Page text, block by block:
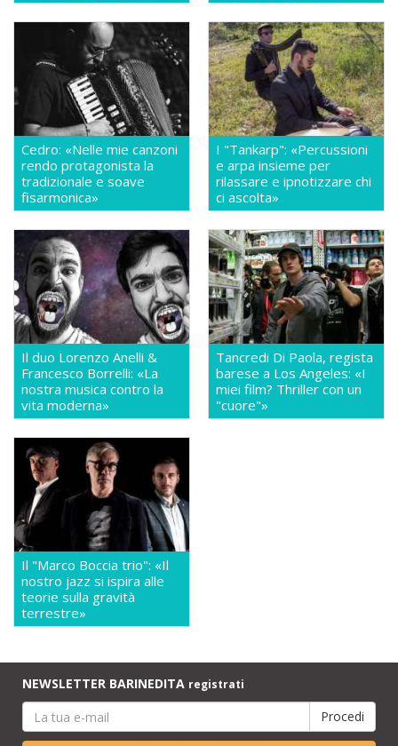
Cedro: «Nelle mie canzoni
rendo protagonista la
tradizionale e soave
fisarmonica»
I "Tankarp": «Percussioni
e arpa insieme per
rilassare e ipnotizzare chi
ci ascolta»
Il duo Lorenzo Anelli &
Francesco Borrelli: «La
nostra musica contro la
vita moderna»
Tancredi Di Paola, regista
barese a Los Angeles: «I
miei film? Thriller con un
"cuore"»
Il "Marco Boccia trio": «Il
nostro jazz si ispira alle
teorie sulla gravità
terrestre»
NEWSLETTER BARINEDITA registrati